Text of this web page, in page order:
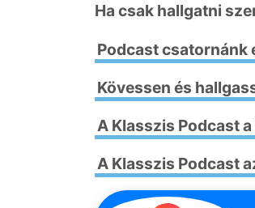
Ha csak hallgatni
Podcast csatornánk
Kövessen és
A Klasszis Podcast
A Klasszis Podcast